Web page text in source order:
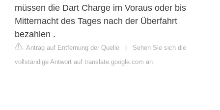
müssen die Dart Charge im Voraus oder bis
Mitternacht des Tages nach der Überfahrt
bezahlen .
Antrag auf Entfernung der Quelle | Sehen Sie sich die
vollständige Antwort auf translate.google.com an